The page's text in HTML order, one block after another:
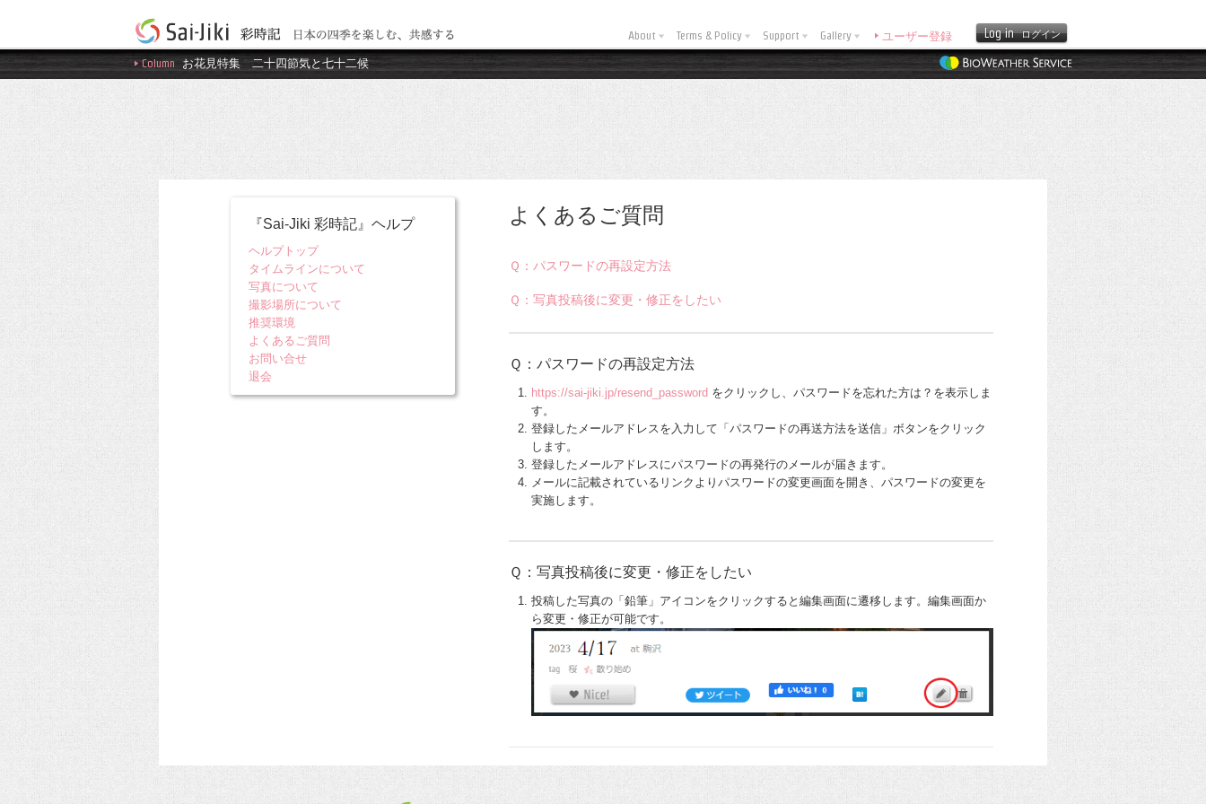
Log in ログイン
ユーザー登録
Gallery
Support
Terms & Policy
About
Column お花見特集 二十四節気と七十二候
『Sai-Jiki 彩時記』ヘルプ
ヘルプトップ
タイムラインについて
写真について
撮影場所について
推奨環境
よくあるご質問
お問い合せ
退会
よくあるご質問
Ｑ：パスワードの再設定方法
Ｑ：写真投稿後に変更・修正をしたい
Ｑ：パスワードの再設定方法
https://sai-jiki.jp/resend_password をクリックし、パスワードを忘れた方は？を表示しま
す。
登録したメールアドレスを入力して「パスワードの再送方法を送信」ボタンをクリック
します。
登録したメールアドレスにパスワードの再発行のメールが届きます。
メールに記載されているリンクよりパスワードの変更画面を開き、パスワードの変更を
実施します。
Ｑ：写真投稿後に変更・修正をしたい
投稿した写真の「鉛筆」アイコンをクリックすると編集画面に遷移します。編集画面か
ら変更・修正が可能です。